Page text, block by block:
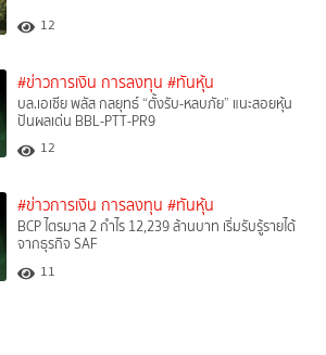
12
#ข่าวการเงิน การลงทุน #ทันหุ้น
บล.เอเซีย พลัส กลยุทธ์ “ตั้งรับ-หลบภัย” แนะสอยหุ้น
ปันผลเด่น BBL-PTT-PR9
12
#ข่าวการเงิน การลงทุน #ทันหุ้น
BCP ไตรมาส 2 กำไร 12,239 ล้านบาท เริ่มรับรู้รายได้
จากธุรกิจ SAF
11